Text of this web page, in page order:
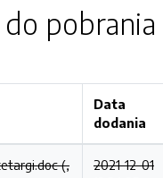
do pobrania
Data
dodania
(,
2021-12-01